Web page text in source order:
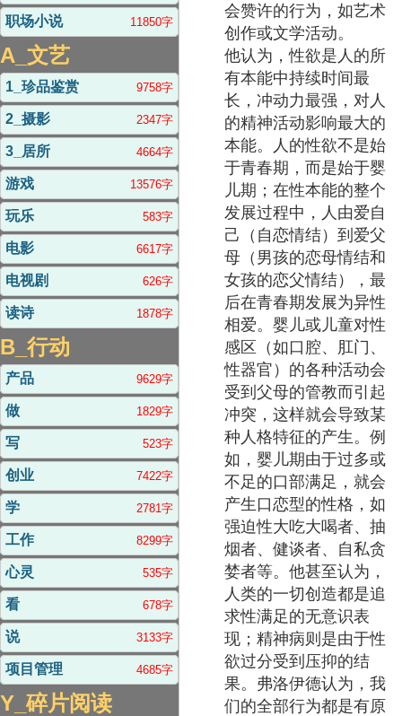
职场小说 11850字
A_文艺
1_珍品鉴赏 9758字
2_摄影 2347字
3_居所 4664字
游戏 13576字
玩乐 583字
电影 6617字
电视剧 626字
读诗 1878字
B_行动
产品 9629字
做 1829字
写 523字
创业 7422字
学 2781字
工作 8299字
心灵 535字
看 678字
说 3133字
项目管理 4685字
Y_碎片阅读
会赞许的行为，如艺术
创作或文学活动。
他认为，性欲是人的所
有本能中持续时间最
长，冲动力最强，对人
的精神活动影响最大的
本能。人的性欲不是始
于青春期，而是始于婴
儿期；在性本能的整个
发展过程中，人由爱自
己（自恋情结）到爱父
母（男孩的恋母情结和
女孩的恋父情结），最
后在青春期发展为异性
相爱。婴儿或儿童对性
感区（如口腔、肛门、
性器官）的各种活动会
受到父母的管教而引起
冲突，这样就会导致某
种人格特征的产生。例
如，婴儿期由于过多或
不足的口部满足，就会
产生口恋型的性格，如
强迫性大吃大喝者、抽
烟者、健谈者、自私贪
婪者等。他甚至认为，
人类的一切创造都是追
求性满足的无意识表
现；精神病则是由于性
欲过分受到压抑的结
果。弗洛伊德认为，我
们的全部行为都是有原